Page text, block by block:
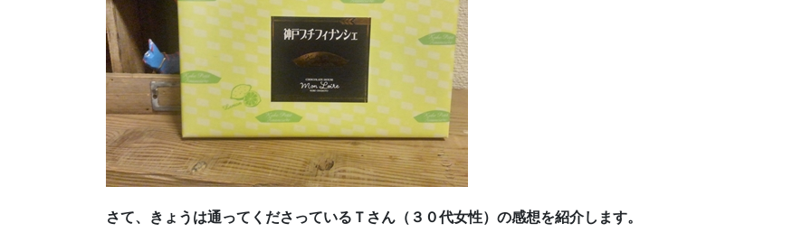
さて、きょうは通ってくださっているＴさん（３０代女性）の感想を紹介します。